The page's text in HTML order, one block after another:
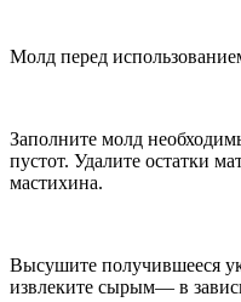
Молд перед
Заполните молд
пустот. Удалите остатки
мастихина.
Высушите получившееся
извлеките сырым— в